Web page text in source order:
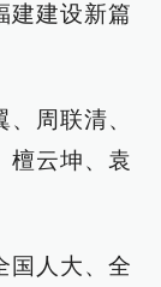
建建设新篇
周联清、
檀云坤、袁
国人大、全